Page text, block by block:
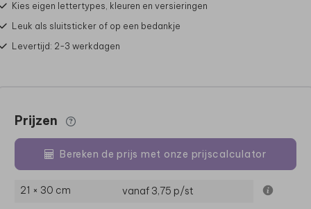
Kies eigen lettertypes, kleuren en versieringen
Leuk als sluitsticker of op een bedankje
Levertijd: 2-3 werkdagen
Prijzen
Bereken de prijs met onze prijscalculator
21 × 30 cm vanaf 3,75 p/st